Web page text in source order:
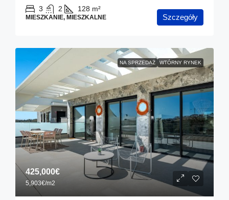
3 2 128 m²
MIESZKANIE, MIESZKALNE Szczegóły
NA SPRZEDAŻ WTÓRNY RYNEK
425,000€
5,903€/m2